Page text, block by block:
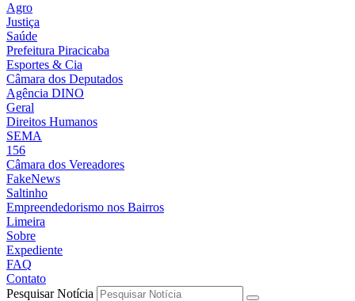
Agro
Justiça
Saúde
Prefeitura Piracicaba
Esportes & Cia
Câmara dos Deputados
Agência DINO
Geral
Direitos Humanos
SEMA
156
Câmara dos Vereadores
FakeNews
Saltinho
Empreendedorismo nos Bairros
Limeira
Sobre
Expediente
FAQ
Contato
Pesquisar Notícia